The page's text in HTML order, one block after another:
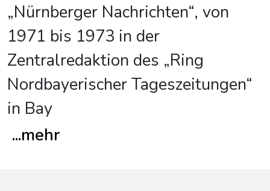
„Nürnberger Nachrichten“, von
1971 bis 1973 in der
Zentralredaktion des „Ring
Nordbayerischer Tageszeitungen“
in Bay
...mehr